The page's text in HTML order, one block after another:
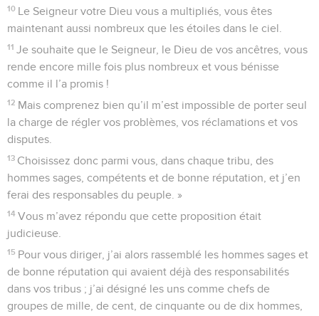
10 Le Seigneur votre Dieu vous a multipliés, vous êtes
maintenant aussi nombreux que les étoiles dans le ciel.
11 Je souhaite que le Seigneur, le Dieu de vos ancêtres, vous
rende encore mille fois plus nombreux et vous bénisse
comme il l’a promis !
12 Mais comprenez bien qu’il m’est impossible de porter seul
la charge de régler vos problèmes, vos réclamations et vos
disputes.
13 Choisissez donc parmi vous, dans chaque tribu, des
hommes sages, compétents et de bonne réputation, et j’en
ferai des responsables du peuple. »
14 Vous m’avez répondu que cette proposition était
judicieuse.
15 Pour vous diriger, j’ai alors rassemblé les hommes sages et
de bonne réputation qui avaient déjà des responsabilités
dans vos tribus ; j’ai désigné les uns comme chefs de
groupes de mille, de cent, de cinquante ou de dix hommes,